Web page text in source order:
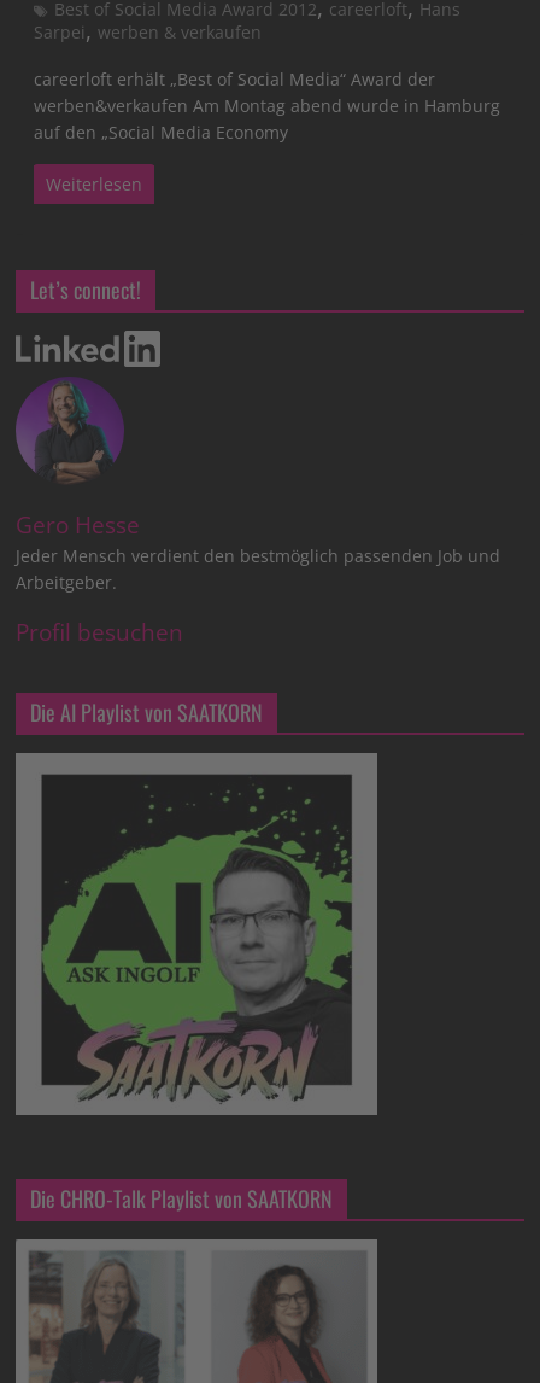
Best of Social Media Award 2012, careerloft, Hans
Sarpei,werben & verkaufen
careerloft erhält „Best of Social Media“ Award der
werben&verkaufen Am Montag abend wurde in Hamburg
auf den „Social Media Economy
Weiterlesen
Let’s connect!
Gero Hesse
Jeder Mensch verdient den bestmöglich passenden Job und
Arbeitgeber.
Profil besuchen
Die AI Playlist von SAATKORN
Die CHRO-Talk Playlist von SAATKORN